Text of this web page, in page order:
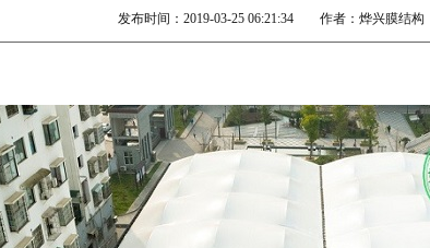
发布时间：2019-03-25 06:21:34 作者： 烨兴膜结构